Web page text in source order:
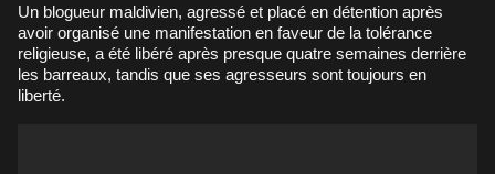
Un blogueur maldivien, agressé et placé en détention après
avoir organisé une manifestation en faveur de la tolérance
religieuse, a été libéré après presque quatre semaines derrière
les barreaux, tandis que ses agresseurs sont toujours en
liberté.